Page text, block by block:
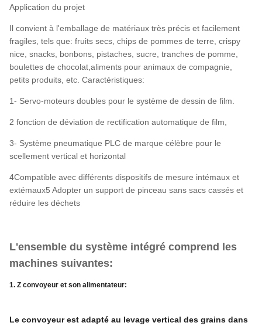
Application du projet
Il convient à l'emballage de matériaux très précis et facilement
fragiles, tels que: fruits secs, chips de pommes de terre, crispy
nice, snacks, bonbons, pistaches, sucre, tranches de pomme,
boulettes de chocolat,aliments pour animaux de compagnie,
petits produits, etc. Caractéristiques:
1- Servo-moteurs doubles pour le système de dessin de film.
2 fonction de déviation de rectification automatique de film,
3- Système pneumatique PLC de marque célèbre pour le
scellement vertical et horizontal
4Compatible avec différents dispositifs de mesure intémaux et
extémaux5 Adopter un support de pinceau sans sacs cassés et
réduire les déchets
L'ensemble du système intégré comprend les
machines suivantes:
1. Z convoyeur et son alimentateur:
Le convoyeur est adapté au levage vertical des grains dans